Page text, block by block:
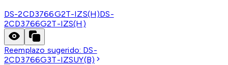
DS-2CD3766G2T-IZS(H)DS-
2CD3766G2T-IZS(H)
Reemplazo sugerido: DS-
2CD3766G3T-IZSUY(B)